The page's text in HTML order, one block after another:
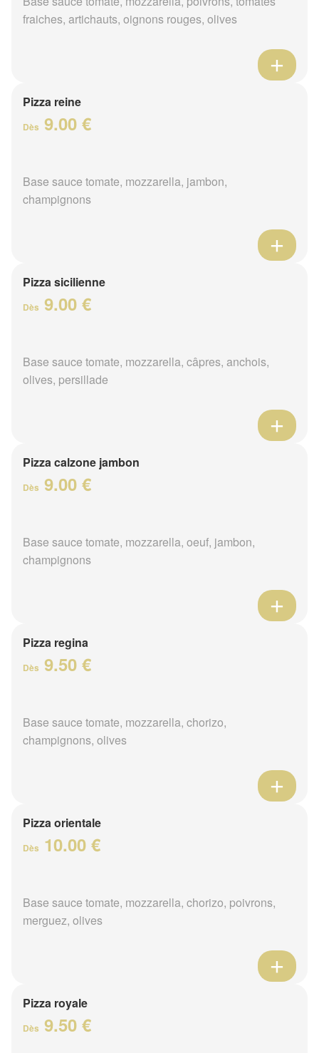
fraiches, artichauts, oignons rouges, olives
Pizza reine
Dès 9.00 €
Base sauce tomate, mozzarella, jambon,
champignons
Pizza sicilienne
Dès 9.00 €
Base sauce tomate, mozzarella, câpres, anchois,
olives, persillade
Pizza calzone jambon
Dès 9.00 €
Base sauce tomate, mozzarella, oeuf, jambon,
champignons
Pizza regina
Dès 9.50 €
Base sauce tomate, mozzarella, chorizo,
champignons, olives
Pizza orientale
Dès 10.00 €
Base sauce tomate, mozzarella, chorizo, poivrons,
merguez, olives
Pizza royale
Dès 9.50 €